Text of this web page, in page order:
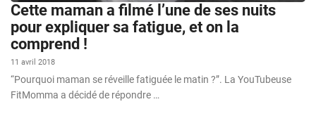
Cette maman a filmé l’une de ses nuits
pour expliquer sa fatigue, et on la
comprend !
11 avril 2018
“Pourquoi maman se réveille fatiguée le matin ?”. La YouTubeuse
FitMomma a décidé de répondre …